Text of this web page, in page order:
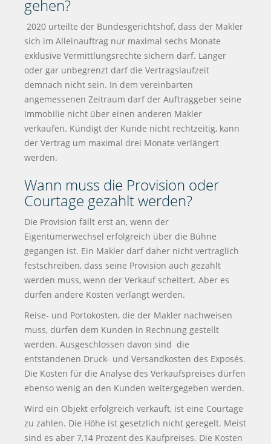
gehen?
2020 urteilte der Bundesgerichtshof, dass der Makler
sich im Alleinauftrag nur maximal sechs Monate
exklusive Vermittlungsrechte sichern darf. Länger
oder gar unbegrenzt darf die Vertragslaufzeit
demnach nicht sein. In dem vereinbarten
angemessenen Zeitraum darf der Auftraggeber seine
Immobilie nicht über einen anderen Makler
verkaufen. Kündigt der Kunde nicht rechtzeitig, kann
der Vertrag um maximal drei Monate verlängert
werden.
Wann muss die Provision oder
Courtage gezahlt werden?
Die Provision fällt erst an, wenn der
Eigentümerwechsel erfolgreich über die Bühne
gegangen ist. Ein Makler darf daher nicht vertraglich
festschreiben, dass seine Provision auch gezahlt
werden muss, wenn der Verkauf scheitert. Aber es
dürfen andere Kosten verlangt werden.
Reise- und Portokosten, die der Makler nachweisen
muss, dürfen dem Kunden in Rechnung gestellt
werden. Ausgeschlossen davon sind die
entstandenen Druck- und Versandkosten des Exposés.
Die Kosten für die Analyse des Verkaufspreises dürfen
ebenso wenig an den Kunden weitergegeben werden.
Wird ein Objekt erfolgreich verkauft, ist eine Courtage
zu zahlen. Die Höhe ist gesetzlich nicht geregelt. Meist
sind es aber 7,14 Prozent des Kaufpreises. Die Kosten